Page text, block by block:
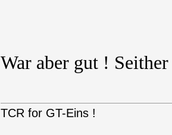
War aber gut !
TCR for GT-Eins !